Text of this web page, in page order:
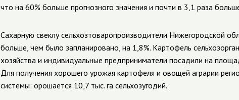
что на 60% больше прогнозного значения и почти в 3,1 раза
Сахарную свеклу сельхозтоваропроизводители Нижегородской
больше, чем было запланировано, на 1,8%. Картофель
хозяйства и индивидуальные предприниматели посадили на
Для получения хорошего урожая картофеля и овощей аграрии
системы: орошается 10,7 тыс. га сельхозугодий.